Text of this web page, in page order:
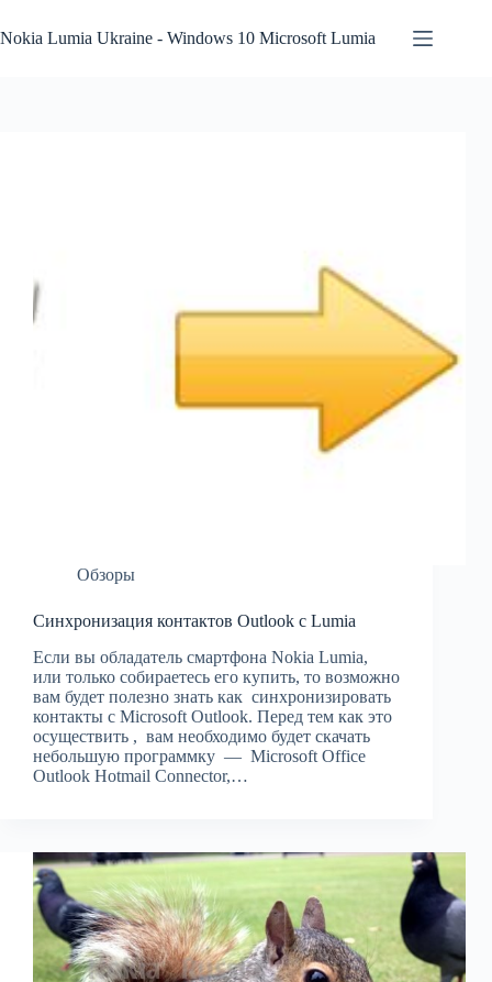
к
сути
Nokia Lumia Ukraine - Windows 10 Microsoft Lumia
Обзоры
Синхронизация контактов Outlook с Lumia
Если вы обладатель смартфона Nokia Lumia,
или только собираетесь его купить, то возможно
вам будет полезно знать как синхронизировать
контакты с Microsoft Outlook. Перед тем как это
осуществить , вам необходимо будет скачать
небольшую программку — Microsoft Office
Outlook Hotmail Connector,…